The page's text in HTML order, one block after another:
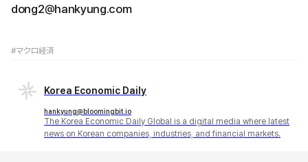
dong2@hankyung.com
#マクロ経済
Korea Economic Daily
hankyung@bloomingbit.io
The Korea Economic Daily Global is a digital media where latest
news on Korean companies, industries, and financial markets.